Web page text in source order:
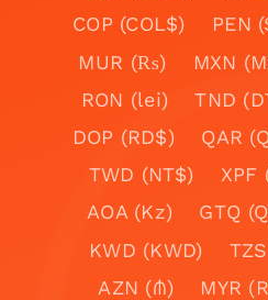
COP (COL$)
PEN
MUR (₨)
MXN
RON (lei)
TND
DOP (RD$)
QAR
TWD (NT$)
XPF
AOA (Kz)
GTQ
KWD (KWD)
AZN (₼)
MYR